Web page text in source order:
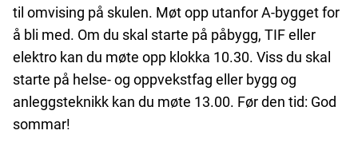
til omvising på skulen. Møt opp utanfor A-bygget for
å bli med. Om du skal starte på påbygg, TIF eller
elektro kan du møte opp klokka 10.30. Viss du skal
starte på helse- og oppvekstfag eller bygg og
anleggsteknikk kan du møte 13.00. Før den tid: God
sommar!